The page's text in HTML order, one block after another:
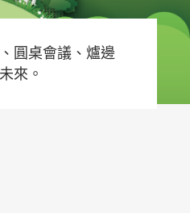
圓桌會議、爐邊
來。